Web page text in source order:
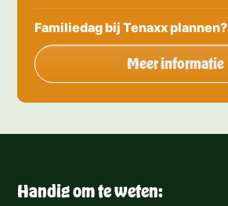
Familiedag bij Tenaxx plannen?
Meer informatie
Handig om te weten: